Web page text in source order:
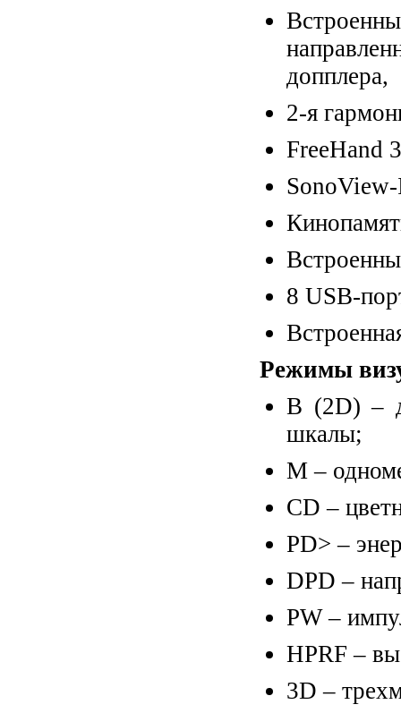
допплера,
2-я
FreeHand
8 USB-
Режимы
B (2D) –
шкалы;
M –
CD –
PD> –
DPD –
PW –
HPRF –
3D –